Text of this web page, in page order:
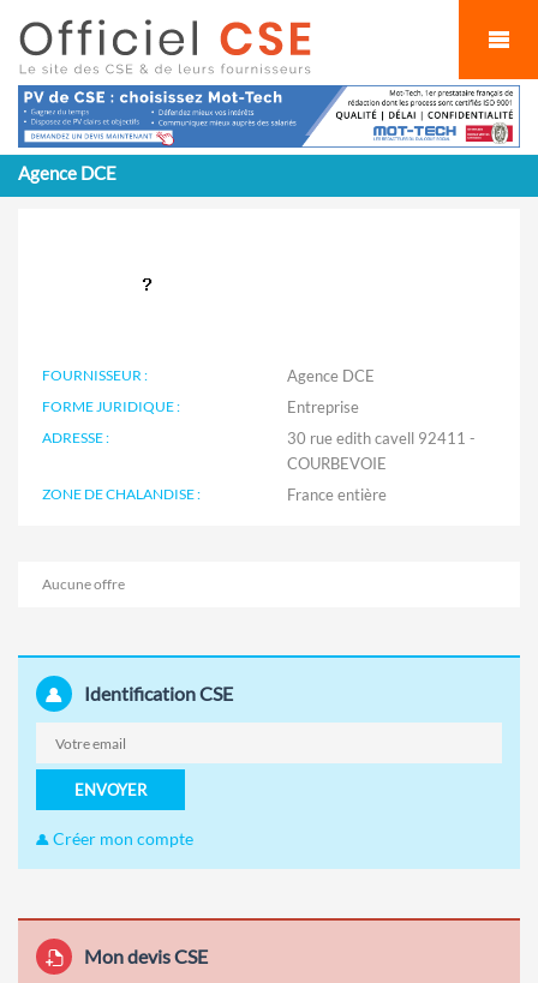
Agence DCE
FOURNISSEUR : Agence DCE
FORME JURIDIQUE : Entreprise
ADRESSE :
30 rue edith cavell 92411 -
COURBEVOIE
ZONE DE CHALANDISE :
Aucune offre
Identification CSE
ENVOYER
Créer mon compte
Mon devis CSE